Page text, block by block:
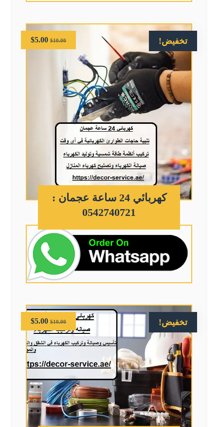
تخفيض!
كهربائي 24 ساعة عجمان :
0542740721
$10.00
$5.00
تخفيض! $10.00
$5.00